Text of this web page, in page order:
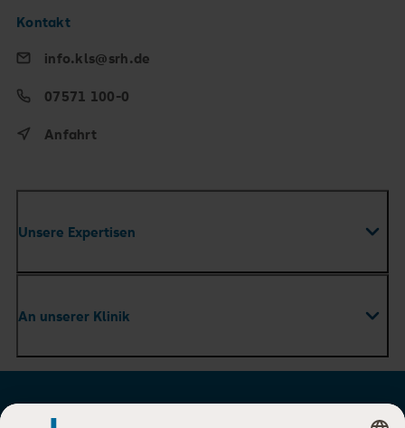
Unsere Expertisen
Zentren
Ambulante Versorgung & Praxen
An unserer Klinik
Ihr Aufenthalt
Karriere
Kontakt
info.kls@srh.de
07571 100-0
Anfahrt